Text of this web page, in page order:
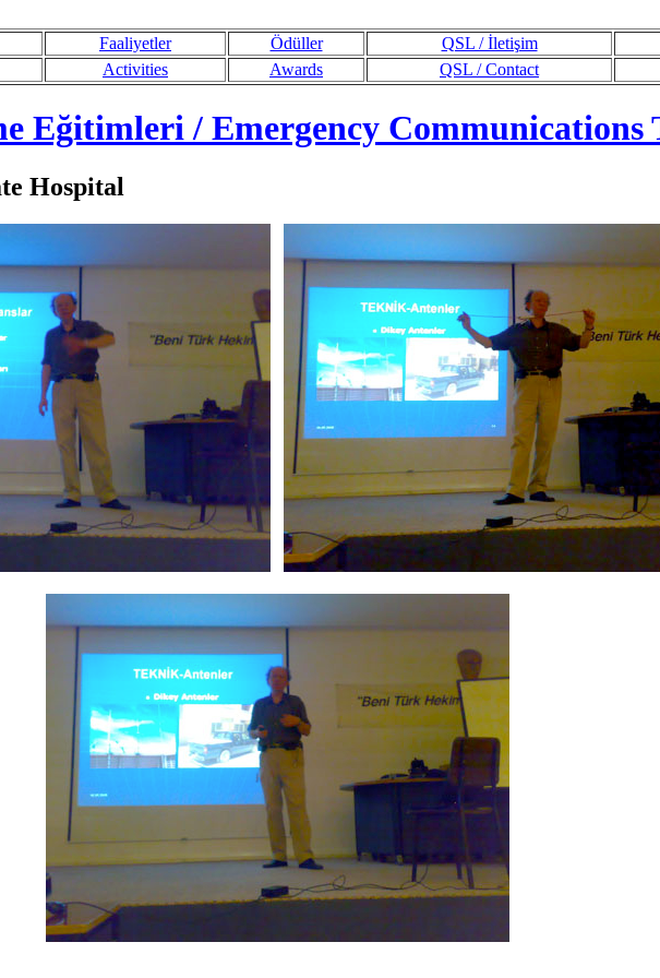
Faaliyetler Ödüller QSL / İletişim
Activities Awards QSL / Contact
Eğitimleri / Emergency Communications
Hospital